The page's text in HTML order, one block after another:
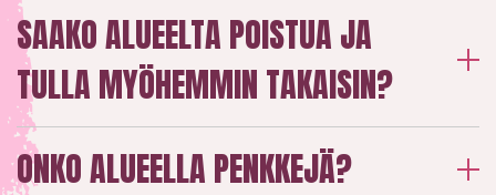
SAAKO ALUEELTA POISTUA JA
TULLA MYÖHEMMIN TAKAISIN?
ONKO ALUEELLA PENKKEJÄ?